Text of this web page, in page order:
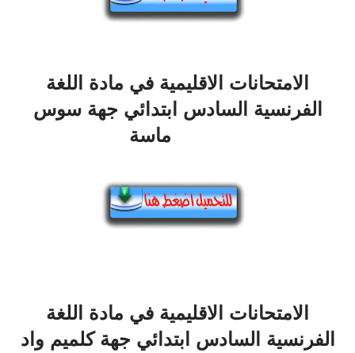
الامتحانات الاقليمية في مادة اللغة
الفرنسية السادس ابتدائي جهة سوس
ماسة
الامتحانات الاقليمية في مادة اللغة
الفرنسية السادس ابتدائي جهة كلميم واد